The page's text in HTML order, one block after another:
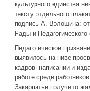
культурного единства
тексту отдельного
подпись А. Волошина:
Рады и
Педагогическое
выявилось на ниве
кадров, написании и
работе среди
Закарпатье получило